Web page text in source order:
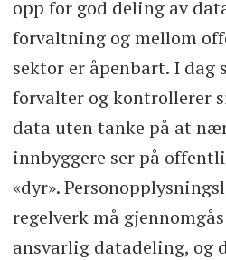
opp for god deling av
forvaltning og mellom
sektor er åpenbart. I dag
forvalter og kontrollerer
data uten tanke på at
innbyggere ser på
«dyr».
regelverk må
ansvarlig datadeling, og